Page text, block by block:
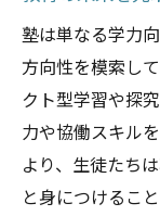
塾は単なる学力
方向性を模索し
クト型学習や探
力や協働スキル
より、生徒たち
と身につけるこ